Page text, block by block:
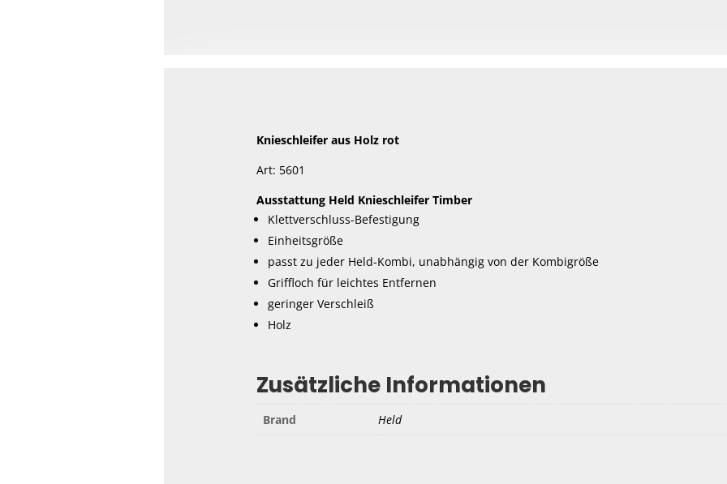
Knieschleifer aus Holz rot
Art: 5601
Ausstattung Held Knieschleifer Timber
Klettverschluss-Befestigung
Einheitsgröße
passt zu jeder Held-Kombi, unabhängig von der Kombigröße
Griffloch für leichtes Entfernen
geringer Verschleiß
Holz
Zusätzliche Informationen
Brand Held